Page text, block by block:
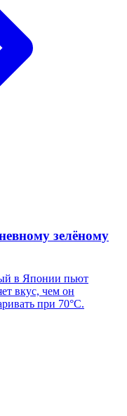
зелёному
в Японии пьют
вкус, чем он
при 70°C.